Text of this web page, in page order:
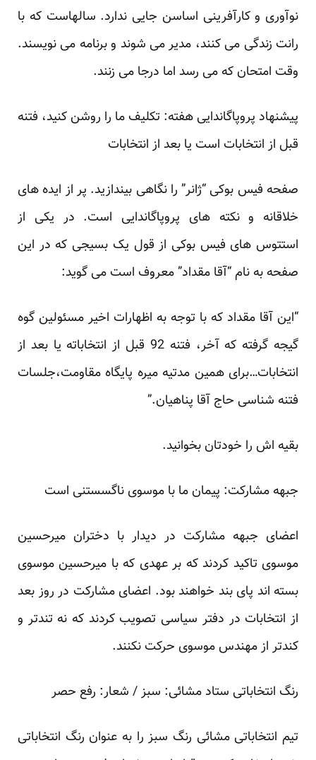
نوآوری و کارآفرینی اساسن جایی ندارد. سالهاست که با
رانت زندگی می کنند، مدیر می شوند و برنامه می نویسند.
وقت امتحان که می رسد اما درجا می زنند.
پیشنهاد پروپاگاندایی هفته: تکلیف ما را روشن کنید، فتنه
قبل از انتخابات است یا بعد از انتخابات
صفحه فیس بوکی “ژانر” را نگاهی بیندازید. پر از ایده های
خلاقانه و نکته های پروپاگاندایی است. در یکی از
استتوس های فیس بوکی از قول یک بسیجی که در این
صفحه به نام “آقا مقداد” معروف است می گوید:
“این آقا مقداد که با توجه به اظهارات اخیر مسئولین گوه
گیجه گرفته که آخر، فتنه 92 قبل از انتخاباته یا بعد از
انتخابات…برای همین مدتیه میره پایگاه مقاومت،جلسات
فتنه شناسی حاج آقا پناهیان.”
بقیه اش را خودتان بخوانید.
جبهه مشارکت: پیمان ما با موسوی ناگسستنی است
اعضای جبهه مشارکت در دیدار با دختران میرحسین
موسوی تاکید کردند که بر عهدی که با میرحسین موسوی
بسته اند پای بند خواهند بود. اعضای مشارکت در روز بعد
از انتخابات در دفتر سیاسی تصویب کردند که نه تندتر و
کندتر از مهندس موسوی حرکت نکنند.
رنگ انتخاباتی ستاد مشائی: سبز / شعار: رفع حصر
تیم انتخاباتی مشائی رنگ سبز را به عنوان رنگ انتخاباتی